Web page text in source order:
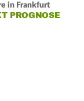
in Frankfurt
PROGNOSE